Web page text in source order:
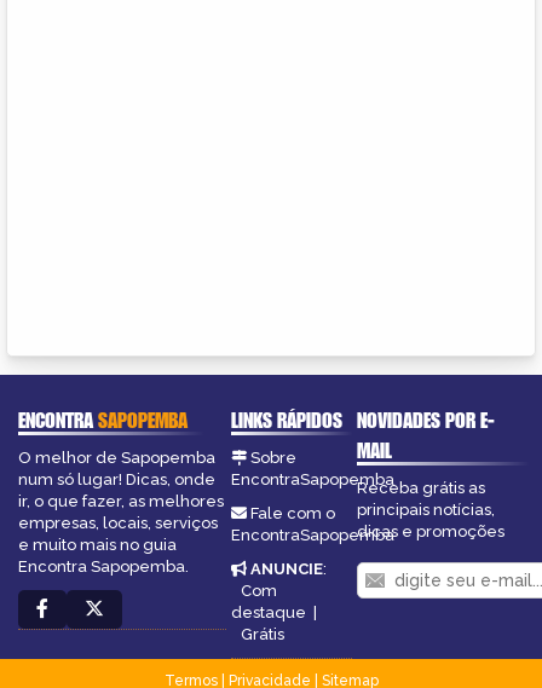
ENCONTRASAPOPEMBA
O melhor de Sapopemba
num só lugar! Dicas, onde
ir, o que fazer, as melhores
empresas, locais, serviços
e muito mais no guia
Encontra Sapopemba.
LINKS RÁPIDOS
Sobre
EncontraSapopemba
Fale com o
EncontraSapopemba
ANUNCIE:
Com
destaque |
Grátis
NOVIDADES POR E-
MAIL
Receba grátis as
principais notícias,
dicas e promoções
Termos| Privacidade
Sitemap